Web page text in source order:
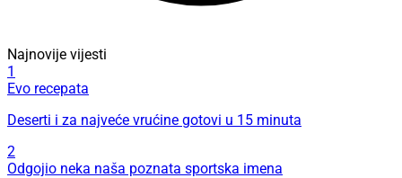
Najnovije vijesti
1
Evo recepata
Deserti i za najveće vrućine gotovi u 15 minuta
2
Odgojio neka naša poznata sportska imena